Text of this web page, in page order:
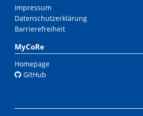
Impressum
Datenschutzerklärung
Barrierefreiheit
MyCoRe
Homepage
GitHub